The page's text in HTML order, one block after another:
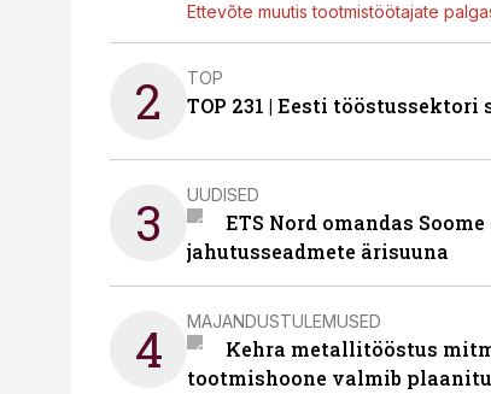
Ettevõte muutis tootmistöötajate
2 TOP
TOP 231 | Eesti
3 UUDISED
ETS Nord omandas
jahutusseadmete ärisuuna
4 MAJANDUSTULEMUSED
Kehra metallitööstus
tootmishoone valmib